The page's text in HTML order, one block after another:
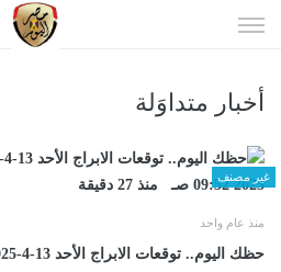
الى
أخبار متداوَلة
غير مصنف
منذ عام واحد